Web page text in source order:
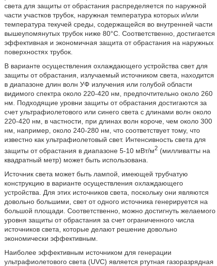
света для защиты от обрастания распределяется по наружной
части участков трубок, наружная температура которых и/или
температура текучей среды, содержащейся во внутренней части
вышеупомянутых трубок ниже 80°C. Соответственно, достигается
эффективная и экономичная защита от обрастания на наружных
поверхностях трубок.
В варианте осуществления охлаждающего устройства свет для
защиты от обрастания, излучаемый источником света, находится
в диапазоне длин волн УФ излучения или голубой области
видимого спектра около 220-420 нм, предпочтительно около 260
нм. Подходящие уровни защиты от обрастания достигаются за
счет ультрафиолетового или синего света с длинами волн около
220-420 нм, в частности, при длинах волн короче, чем около 300
нм, например, около 240-280 нм, что соответствует тому, что
известно как ультрафиолетовый свет. Интенсивность света для
защиты от обрастания в диапазоне 5-10 мВт/м2 (милливатты на
квадратный метр) может быть использована.
Источник света может быть лампой, имеющей трубчатую
конструкцию в варианте осуществления охлаждающего
устройства. Для этих источников света, поскольку они являются
довольно большими, свет от одного источника генерируется на
большой площади. Соответственно, можно достигнуть желаемого
уровня защиты от обрастания за счет ограниченного числа
источников света, которые делают решение довольно
экономически эффективным.
Наиболее эффективным источником для генерации
ультрафиолетового света (UVC) является ртутная газоразрядная